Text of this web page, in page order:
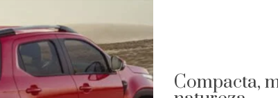
Compacta,